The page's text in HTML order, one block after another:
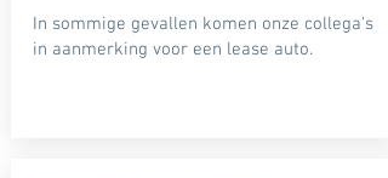
In sommige gevallen komen onze collega's
in aanmerking voor een lease auto.